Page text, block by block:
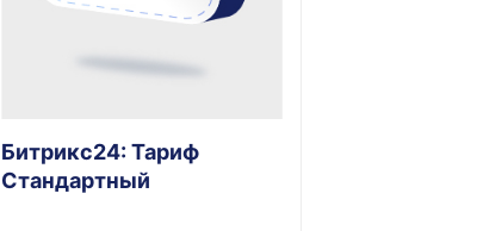
Битрикс24: Тариф
Стандартный